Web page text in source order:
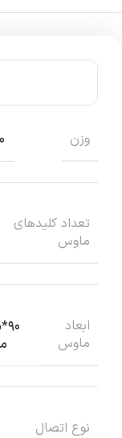
وزن
تعداد کلیدهای
ماوس
ابعاد
ماوس
نوع اتصال